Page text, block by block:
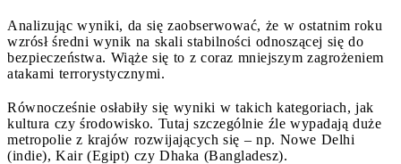
Analizując wyniki, da się zaobserwować, że w ostatnim roku
wzrósł średni wynik na skali stabilności odnoszącej się do
bezpieczeństwa. Wiąże się to z coraz mniejszym zagrożeniem
atakami terrorystycznymi.
Równocześnie osłabiły się wyniki w takich kategoriach, jak
kultura czy środowisko. Tutaj szczególnie źle wypadają duże
metropolie z krajów rozwijających się – np. Nowe Delhi
(indie), Kair (Egipt) czy Dhaka (Bangladesz).